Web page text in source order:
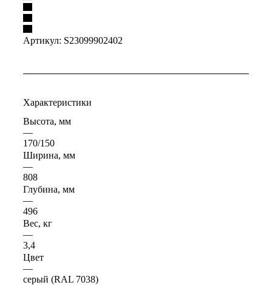
Артикул: S23099902402
Характеристики
Высота, мм
—
170/150
Ширина, мм
—
808
Глубина, мм
—
496
Вес, кг
—
3,4
Цвет
—
серый (RAL 7038)